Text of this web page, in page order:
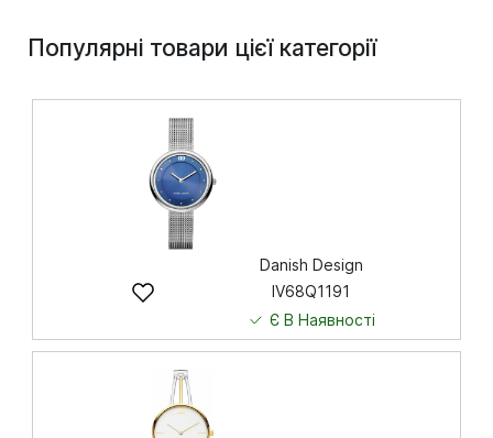
Популярні товари цієї категорії
Danish Design
IV68Q1191
Є В Наявності